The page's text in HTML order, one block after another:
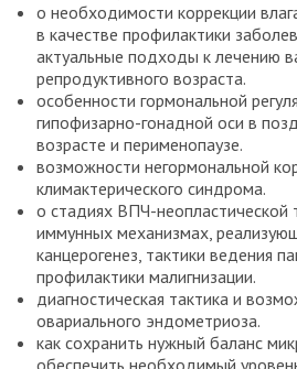
о необходимости коррекции
в качестве профилактики
актуальные подходы к лечению
репродуктивного возраста.
особенности гормональной
гипофизарно-гонадной оси в
возрасте и перименопаузе.
возможности негормональной
климактерического синдрома.
о стадиях ВПЧ-неопластической
иммунных механизмах,
канцерогенез, тактики ведения
профилактики малигнизации.
диагностическая тактика и
овариального эндометриоза.
как сохранить нужный баланс